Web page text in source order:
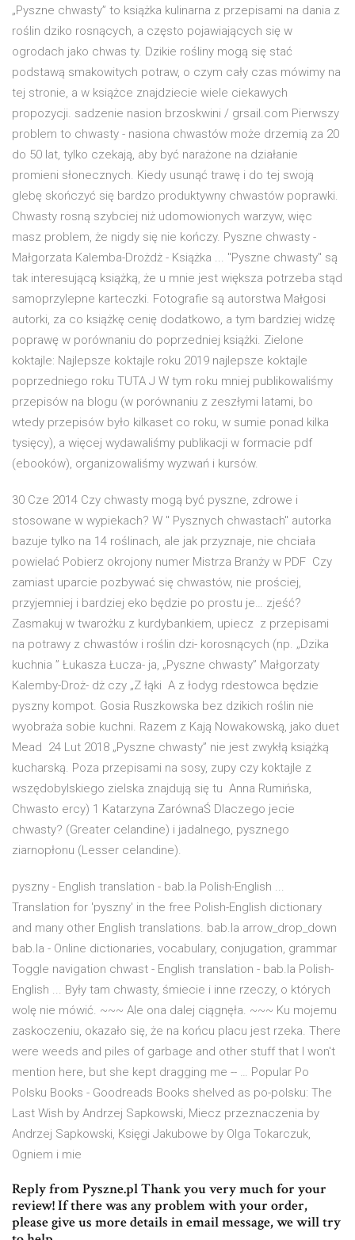
„Pyszne chwasty” to książka kulinarna z przepisami na dania z
roślin dziko rosnących, a często pojawiających się w
ogrodach jako chwas ty. Dzikie rośliny mogą się stać
podstawą smakowitych potraw, o czym cały czas mówimy na
tej stronie, a w książce znajdziecie wiele ciekawych
propozycji. sadzenie nasion brzoskwini / grsail.com Pierwszy
problem to chwasty - nasiona chwastów może drzemią za 20
do 50 lat, tylko czekają, aby być narażone na działanie
promieni słonecznych. Kiedy usunąć trawę i do tej swoją
glebę skończyć się bardzo produktywny chwastów poprawki.
Chwasty rosną szybciej niż udomowionych warzyw, więc
masz problem, że nigdy się nie kończy. Pyszne chwasty -
Małgorzata Kalemba-Drożdż - Książka ... "Pyszne chwasty" są
tak interesującą książką, że u mnie jest większa potrzeba stąd
samoprzylepne karteczki. Fotografie są autorstwa Małgosi
autorki, za co książkę cenię dodatkowo, a tym bardziej widzę
poprawę w porównaniu do poprzedniej książki. Zielone
koktajle: Najlepsze koktajle roku 2019 najlepsze koktajle
poprzedniego roku TUTA J W tym roku mniej publikowaliśmy
przepisów na blogu (w porównaniu z zeszłymi latami, bo
wtedy przepisów było kilkaset co roku, w sumie ponad kilka
tysięcy), a więcej wydawaliśmy publikacji w formacie pdf
(ebooków), organizowaliśmy wyzwań i kursów.
30 Cze 2014 Czy chwasty mogą być pyszne, zdrowe i
stosowane w wypiekach? W " Pysznych chwastach" autorka
bazuje tylko na 14 roślinach, ale jak przyznaje, nie chciała
powielać Pobierz okrojony numer Mistrza Branży w PDF Czy
zamiast uparcie pozbywać się chwastów, nie prościej,
przyjemniej i bardziej eko będzie po prostu je… zjeść?
Zasmakuj w twarożku z kurdybankiem, upiecz z przepisami
na potrawy z chwastów i roślin dzi- korosnących (np. „Dzika
kuchnia ” Łukasza Łucza- ja, „Pyszne chwasty” Małgorzaty
Kalemby-Droż- dż czy „Z łąki A z łodyg rdestowca będzie
pyszny kompot. Gosia Ruszkowska bez dzikich roślin nie
wyobraża sobie kuchni. Razem z Kają Nowakowską, jako duet
Mead 24 Lut 2018 „Pyszne chwasty” nie jest zwykłą książką
kucharską. Poza przepisami na sosy, zupy czy koktajle z
wszędobylskiego zielska znajdują się tu Anna Rumińska,
Chwasto ercy) 1 Katarzyna ZarównaŚ Dlaczego jecie
chwasty? (Greater celandine) i jadalnego, pysznego
ziarnopłonu (Lesser celandine).
pyszny - English translation - bab.la Polish-English ...
Translation for 'pyszny' in the free Polish-English dictionary
and many other English translations. bab.la arrow_drop_down
bab.la - Online dictionaries, vocabulary, conjugation, grammar
Toggle navigation chwast - English translation - bab.la Polish-
English ... Były tam chwasty, śmiecie i inne rzeczy, o których
wolę nie mówić. ~~~ Ale ona dalej ciągnęła. ~~~ Ku mojemu
zaskoczeniu, okazało się, że na końcu placu jest rzeka. There
were weeds and piles of garbage and other stuff that I won't
mention here, but she kept dragging me -- … Popular Po
Polsku Books - Goodreads Books shelved as po-polsku: The
Last Wish by Andrzej Sapkowski, Miecz przeznaczenia by
Andrzej Sapkowski, Księgi Jakubowe by Olga Tokarczuk,
Ogniem i mie
Reply from Pyszne.pl Thank you very much for your
review! If there was any problem with your order,
please give us more details in email message, we will try